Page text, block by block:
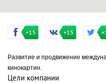
+15 +15
Развитие и продвижение
кинокартин.
Цели компании